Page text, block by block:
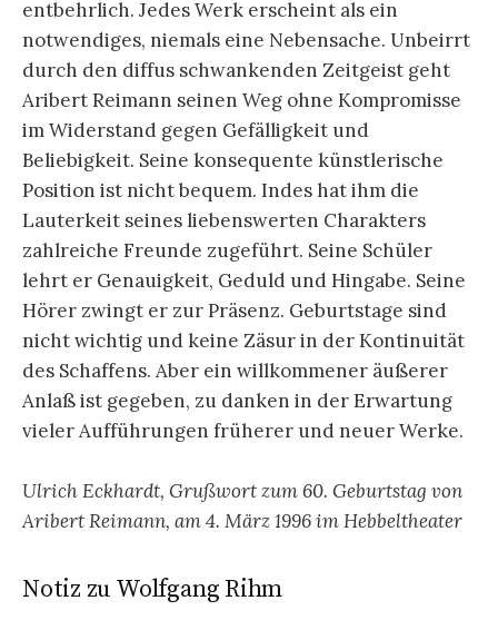
entbehrlich. Jedes Werk erscheint als ein
notwendiges, niemals eine Nebensache. Unbeirrt
durch den diffus schwankenden Zeitgeist geht
Aribert Reimann seinen Weg ohne Kompromisse
im Widerstand gegen Gefälligkeit und
Beliebigkeit. Seine konsequente künst­lerische
Position ist nicht bequem. Indes hat ihm die
Lauterkeit seines liebenswerten Charakters
zahlreiche Freunde zugeführt. Seine Schüler
lehrt er Genauigkeit, Geduld und Hingabe. Seine
Hörer zwingt er zur Präsenz. Geburtstage sind
nicht wichtig und keine Zäsur in der Kontinuität
des Schaffens. Aber ein willkommener äußerer
Anlaß ist gegeben, zu danken in der Erwartung
vieler Aufführungen früherer und neuer Werke.
Ulrich Eckhardt, Grußwort zum 60. Geburtstag von
Aribert Reimann, am 4. März 1996 im Hebbeltheater
Notiz zu Wolfgang Rihm